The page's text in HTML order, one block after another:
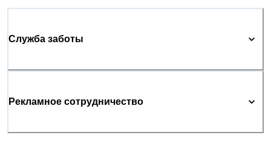
Служба заботы
Рекламное сотрудничество